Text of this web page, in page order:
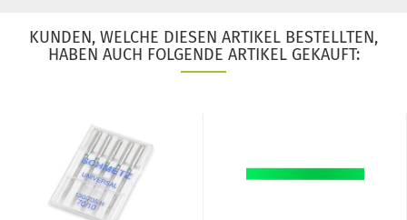
KUNDEN, WELCHE DIESEN ARTIKEL BESTELLTEN,
HABEN AUCH FOLGENDE ARTIKEL GEKAUFT: